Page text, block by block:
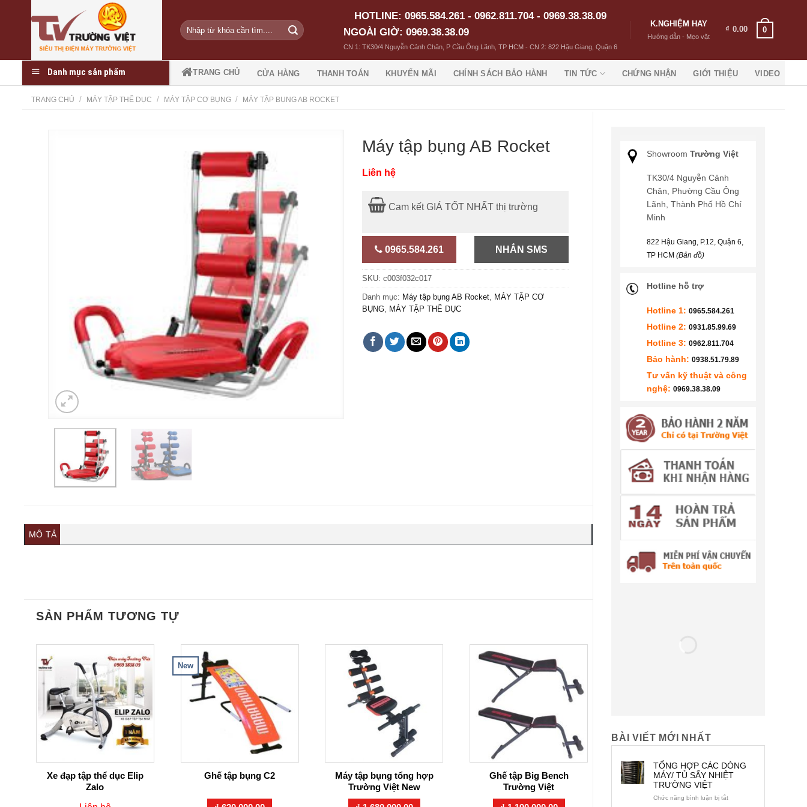
Tìm
kiếm:
HOTLINE: 0965.584.261 - 0962.811.704 - 0969.38.38.09
NGOÀI GIỜ: 0969.38.38.09
CN 1: TK30/4 Nguyễn Cảnh Chân, P Cầu Ông Lãnh, TP HCM - CN 2: 822 Hậu Giang, Quận 6
K.NGHIỆM HAY
Hướng dẫn - Mẹo vặt
₫ 0.00 0
Danh mục sản phẩm TRANG CHỦ CỬA HÀNG THANH TOÁN KHUYẾN MÃI CHÍNH SÁCH BẢO HÀNH TIN TỨC CHỨNG NHẬN GIỚI THIỆU VIDEO
TRANG CHỦ / MÁY TẬP THỂ DỤC / MÁY TẬP CƠ BỤNG / MÁY TẬP BỤNG AB ROCKET
Showroom Trường Việt
TK30/4 Nguyễn Cảnh
Chân, Phường Cầu Ông
Lãnh, Thành Phố Hồ Chí
Minh
822 Hậu Giang, P.12, Quận 6,
TP HCM (Bản đồ)
Hotline hỗ trợ
Hotline 1: 0965.584.261
Hotline 2: 0931.85.99.69
Hotline 3: 0962.811.704
Bảo hành: 0938.51.79.89
Tư vấn kỹ thuật và công
nghệ: 0969.38.38.09
BÀI VIẾT MỚI NHẤT
TỔNG HỢP CÁC DÒNG
MÁY/ TỦ SẤY NHIỆT
TRƯỜNG VIỆT
Chức năng bình luận bị tắtở
Máy tập bụng AB Rocket
Liên hệ
Cam kết GIÁ TỐT NHẤT thị trường
0965.584.261 NHẮN SMS
SKU:c003f032c017
Danh mục: Máy tập bụng AB Rocket
MÁY TẬP CƠ
BỤNG
MÁY TẬP THỂ DỤC
MÔ TẢ
SẢN PHẨM TƯƠNG TỰ
Xe đạp tập thể dục Elip
Zalo
New
Ghế tập bụng C2
Máy tập bụng tổng hợp
Trường Việt New
Ghế tập Big Bench
Trường Việt
Máy tập tổng hợp Six
Pack Care Việt Nam